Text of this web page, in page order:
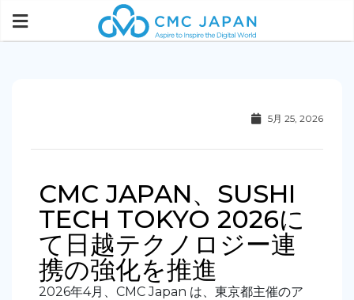
5月 25, 2026
CMC JAPAN、SUSHI
TECH TOKYO 2026に
て日越テクノロジー連
携の強化を推進
2026年4月、CMC Japan は、東京都主催のア